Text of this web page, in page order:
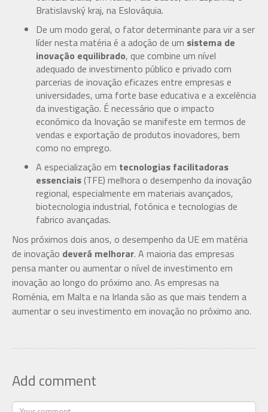
Bratislavský kraj, na Eslováquia.
De um modo geral, o fator determinante para vir a ser
líder nesta matéria é a adoção de um sistema de
inovação equilibrado, que combine um nível
adequado de investimento público e privado com
parcerias de inovação eficazes entre empresas e
universidades, uma forte base educativa e a excelência
da investigação. É necessário que o impacto
económico da Inovação se manifeste em termos de
vendas e exportação de produtos inovadores, bem
como no emprego.
A especialização em tecnologias facilitadoras
essenciais(TFE) melhora o desempenho da inovação
regional, especialmente em materiais avançados,
biotecnologia industrial, fotónica e tecnologias de
fabrico avançadas.
Nos próximos dois anos, o desempenho da UE em matéria
de inovação deverá melhorar. A maioria das empresas
pensa manter ou aumentar o nível de investimento em
inovação ao longo do próximo ano. As empresas na
Roménia, em Malta e na Irlanda são as que mais tendem a
aumentar o seu investimento em inovação no próximo ano.
Add comment